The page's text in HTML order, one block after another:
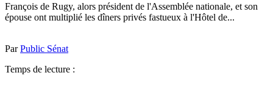
François de Rugy, alors président de l'Assemblée nationale, et son
épouse ont multiplié les dîners privés fastueux à l'Hôtel de...
ParPublic Sénat
Temps de lecture :